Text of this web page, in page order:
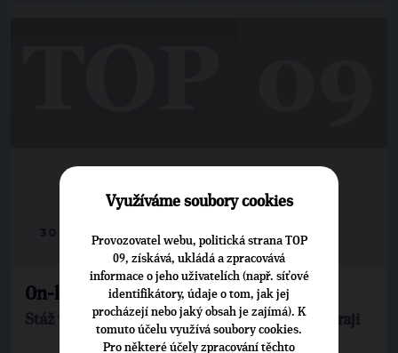
On-line stáž v TOP 09
Stáž v krajské kanceláři TOP 09 ve Zlínském kraji
Využíváme soubory cookies
Provozovatel webu, politická strana TOP
09, získává, ukládá a zpracovává
informace o jeho uživatelích (např. síťové
identifikátory, údaje o tom, jak jej
procházejí nebo jaký obsah je zajímá). K
tomuto účelu využívá soubory cookies.
Pro některé účely zpracování těchto